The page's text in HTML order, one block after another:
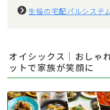
生協の宅配パルシステ
オイシックス｜おしゃ
ットで家族が笑顔に